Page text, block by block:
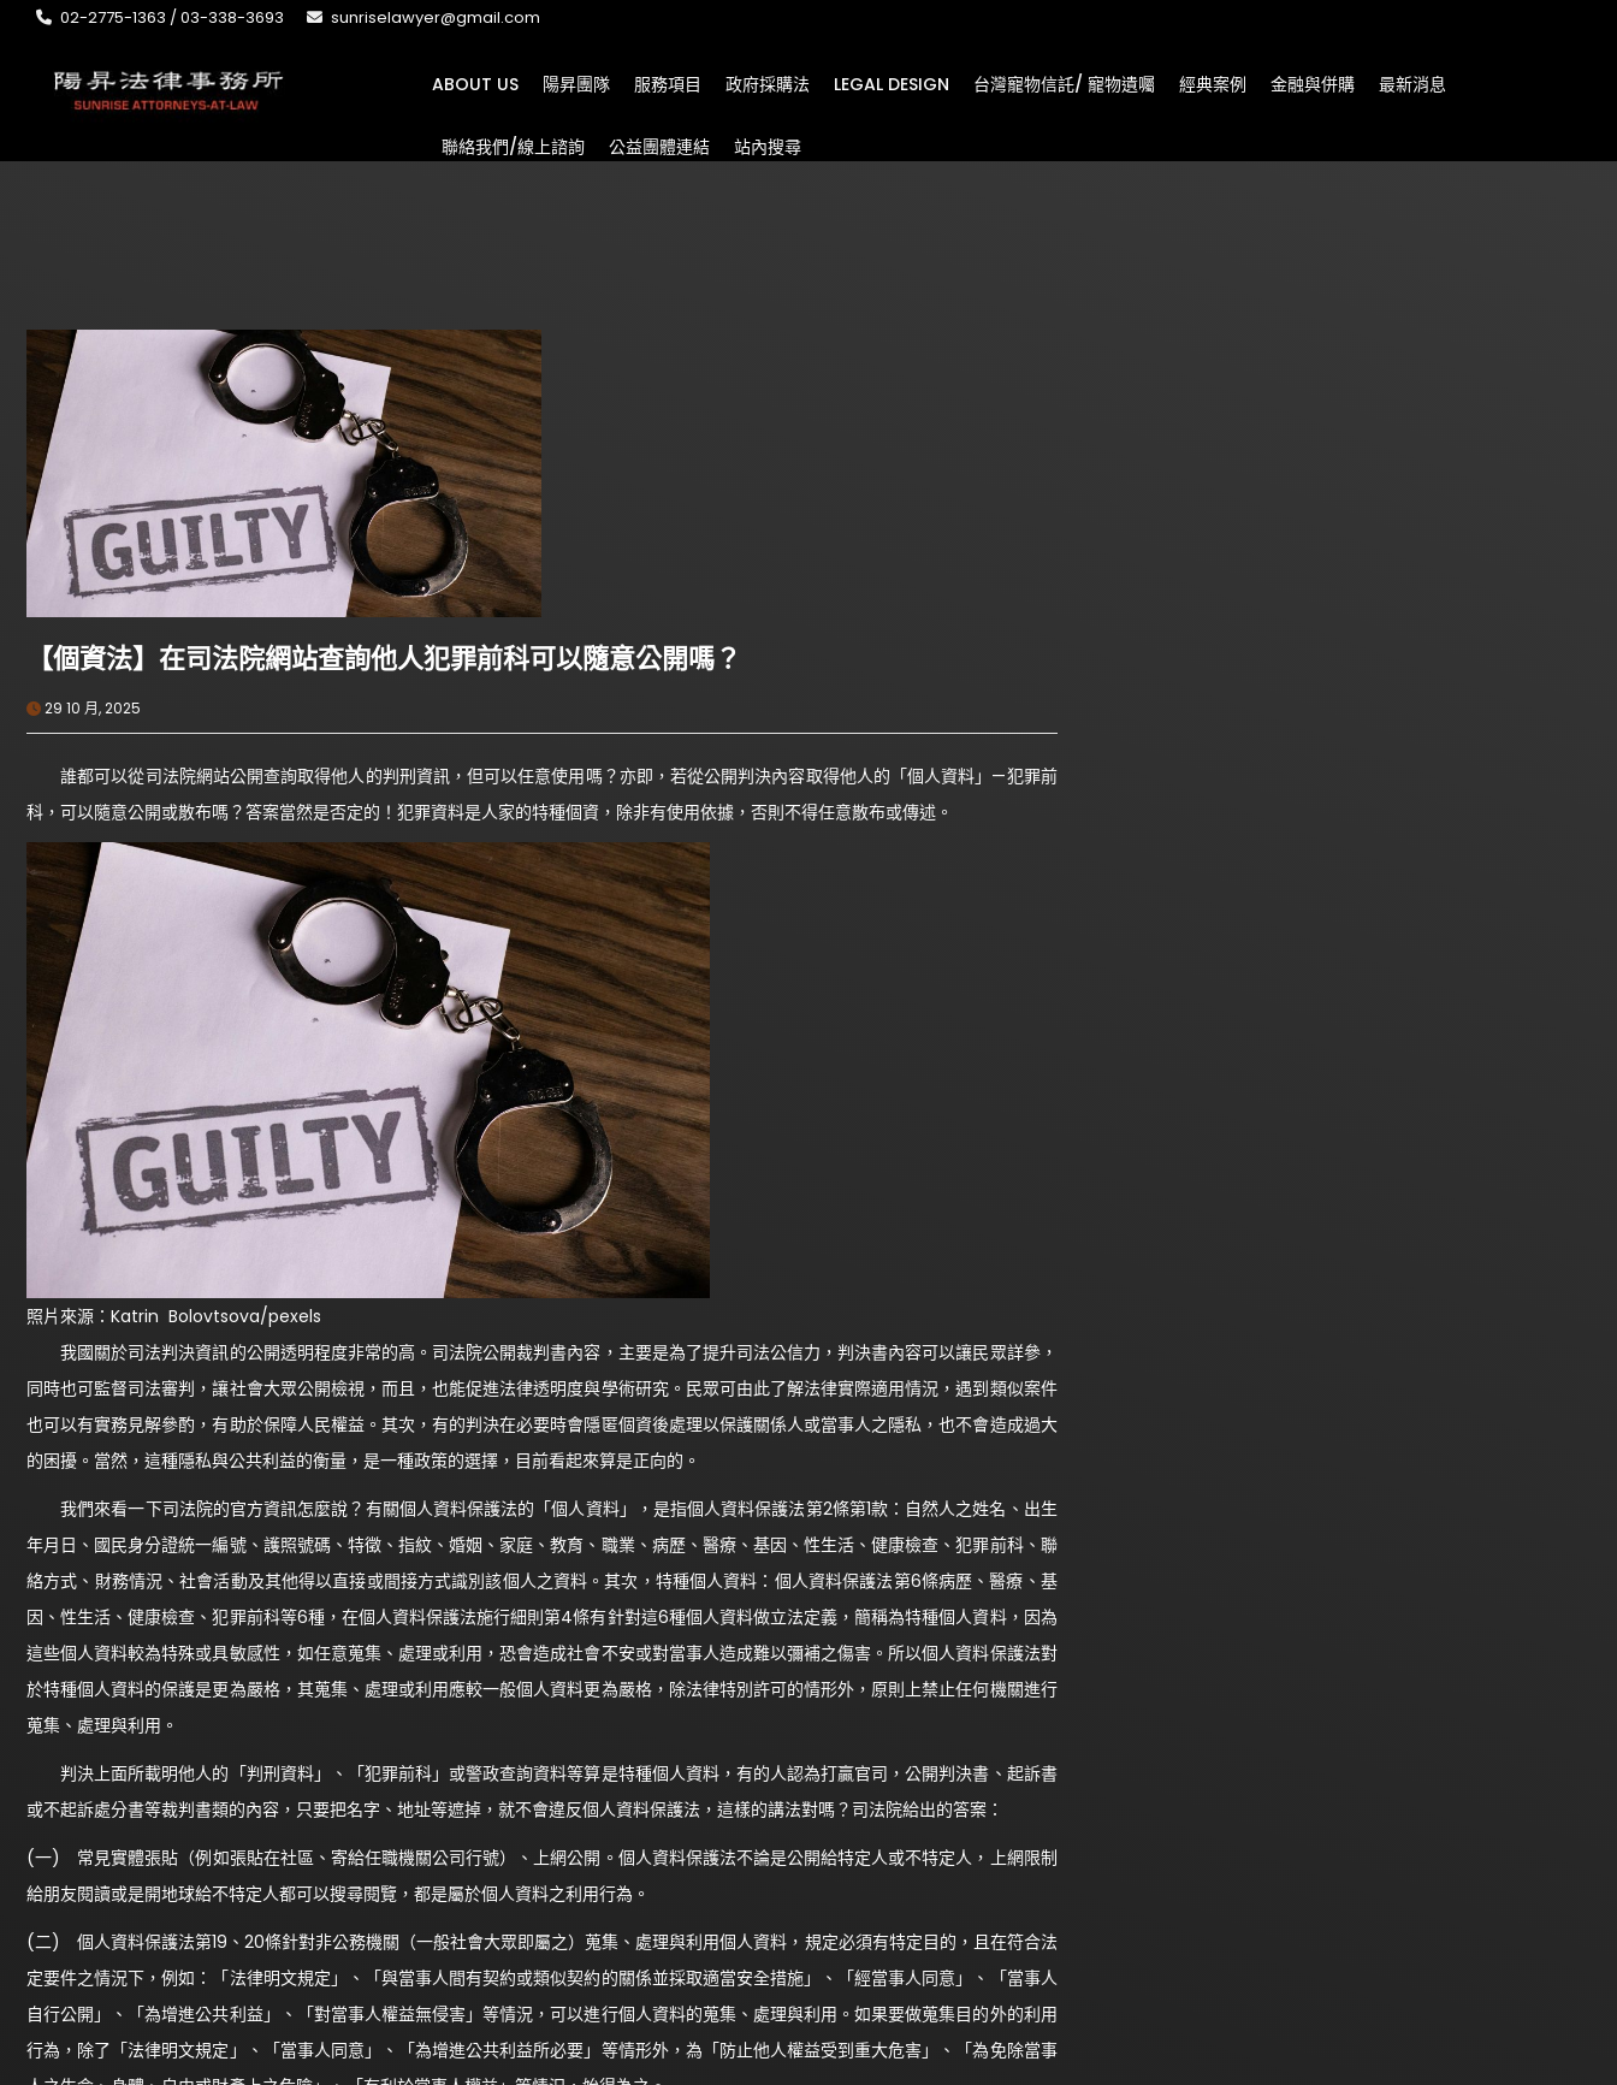
02-2775-1363 / 03-338-3693 sunriselawyer@gmail.com
ABOUT US 陽昇團隊 服務項目 政府採購法 LEGAL DESIGN 台灣寵物信託/ 寵物遺囑 經典案例 金融與併購 最新消息
聯絡我們/線上諮詢 公益團體連結 站內搜尋
【個資法】在司法院網站查詢他人犯罪前科可以隨意公開嗎？
29 10 月, 2025
誰都可以從司法院網站公開查詢取得他人的判刑資訊，但可以任意使用嗎？亦即，若從公開判決內容取得他人的「個人資料」—犯罪前
科，可以隨意公開或散布嗎？答案當然是否定的！犯罪資料是人家的特種個資，除非有使用依據，否則不得任意散布或傳述。
照片來源：Katrin Bolovtsova/pexels
我國關於司法判決資訊的公開透明程度非常的高。司法院公開裁判書內容，主要是為了提升司法公信力，判決書內容可以讓民眾詳參，
同時也可監督司法審判，讓社會大眾公開檢視，而且，也能促進法律透明度與學術研究。民眾可由此了解法律實際適用情況，遇到類似案件
也可以有實務見解參酌，有助於保障人民權益。其次，有的判決在必要時會隱匿個資後處理以保護關係人或當事人之隱私，也不會造成過大
的困擾。當然，這種隱私與公共利益的衡量，是一種政策的選擇，目前看起來算是正向的。
我們來看一下司法院的官方資訊怎麼說？有關個人資料保護法的「個人資料」，是指個人資料保護法第2條第1款：自然人之姓名、出生
年月日、國民身分證統一編號、護照號碼、特徵、指紋、婚姻、家庭、教育、職業、病歷、醫療、基因、性生活、健康檢查、犯罪前科、聯
絡方式、財務情況、社會活動及其他得以直接或間接方式識別該個人之資料。其次，特種個人資料：個人資料保護法第6條病歷、醫療、基
因、性生活、健康檢查、犯罪前科等6種，在個人資料保護法施行細則第4條有針對這6種個人資料做立法定義，簡稱為特種個人資料，因為
這些個人資料較為特殊或具敏感性，如任意蒐集、處理或利用，恐會造成社會不安或對當事人造成難以彌補之傷害。所以個人資料保護法對
於特種個人資料的保護是更為嚴格，其蒐集、處理或利用應較一般個人資料更為嚴格，除法律特別許可的情形外，原則上禁止任何機關進行
蒐集、處理與利用。
判決上面所載明他人的「判刑資料」、「犯罪前科」或警政查詢資料等算是特種個人資料，有的人認為打贏官司，公開判決書、起訴書
或不起訴處分書等裁判書類的內容，只要把名字、地址等遮掉，就不會違反個人資料保護法，這樣的講法對嗎？司法院給出的答案：
(一) 常見實體張貼（例如張貼在社區、寄給任職機關公司行號）、上網公開。個人資料保護法不論是公開給特定人或不特定人，上網限制
給朋友閱讀或是開地球給不特定人都可以搜尋閱覽，都是屬於個人資料之利用行為。
(二) 個人資料保護法第19、20條針對非公務機關（一般社會大眾即屬之）蒐集、處理與利用個人資料，規定必須有特定目的，且在符合法
定要件之情況下，例如：「法律明文規定」、「與當事人間有契約或類似契約的關係並採取適當安全措施」、「經當事人同意」、「當事人
自行公開」、「為增進公共利益」、「對當事人權益無侵害」等情況，可以進行個人資料的蒐集、處理與利用。如果要做蒐集目的外的利用
行為，除了「法律明文規定」、「當事人同意」、「為增進公共利益所必要」等情形外，為「防止他人權益受到重大危害」、「為免除當事